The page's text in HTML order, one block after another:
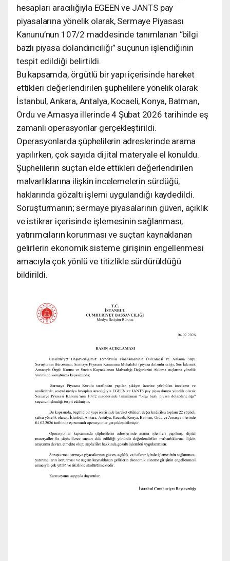
hesapları aracılığıyla EGEEN ve JANTS pay
piyasalarına yönelik olarak, Sermaye Piyasası
Kanunu’nun 107/2 maddesinde tanımlanan “bilgi
bazlı piyasa dolandırıcılığı” suçunun işlendiğinin
tespit edildiği belirtildi.
Bu kapsamda, örgütlü bir yapı içerisinde hareket
ettikleri değerlendirilen şüphelilere yönelik olarak
İstanbul, Ankara, Antalya, Kocaeli, Konya, Batman,
Ordu ve Amasya illerinde 4 Şubat 2026 tarihinde eş
zamanlı operasyonlar gerçekleştirildi.
Operasyonlarda şüphelilerin adreslerinde arama
yapılırken, çok sayıda dijital materyale el konuldu.
Şüphelilerin suçtan elde ettikleri değerlendirilen
malvarlıklarına ilişkin incelemelerin sürdüğü,
haklarında gözaltı işlemi uygulandığı kaydedildi.
Soruşturmanın; sermaye piyasalarının güven, açıklık
ve istikrar içerisinde işlemesinin sağlanması,
yatırımcıların korunması ve suçtan kaynaklanan
gelirlerin ekonomik sisteme girişinin engellenmesi
amacıyla çok yönlü ve titizlikle sürdürüldüğü
bildirildi.